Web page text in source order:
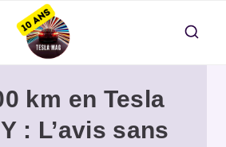
km en Tesla
: L’avis sans